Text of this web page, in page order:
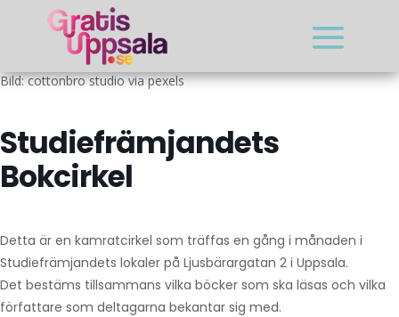
Bild: cottonbro studio via pexels
Studiefrämjandets
Bokcirkel
Detta är en kamratcirkel som träffas en gång i månaden i
Studiefrämjandets lokaler på Ljusbärargatan 2 i Uppsala.
Det bestäms tillsammans vilka böcker som ska läsas och vilka
författare som deltagarna bekantar sig med.